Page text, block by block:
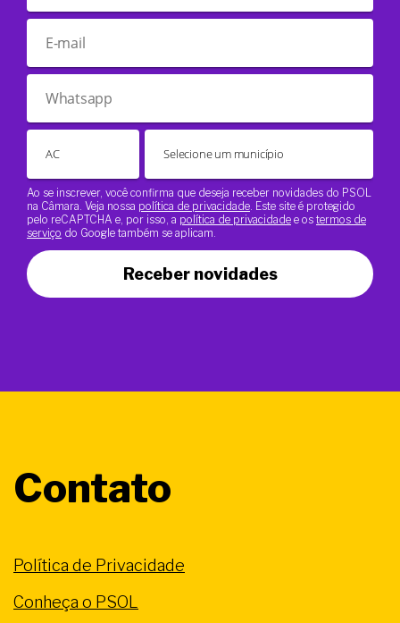
Ao se inscrever, você confirma que deseja receber novidades do PSOL
na Câmara. Veja nossa política de privacidade . Este site é protegido
pelo reCAPTCHA e, por isso, a política de privacidade e os termos de
serviço do Google também se aplicam.
Receber novidades
Contato
Política de Privacidade
Conheça o PSOL